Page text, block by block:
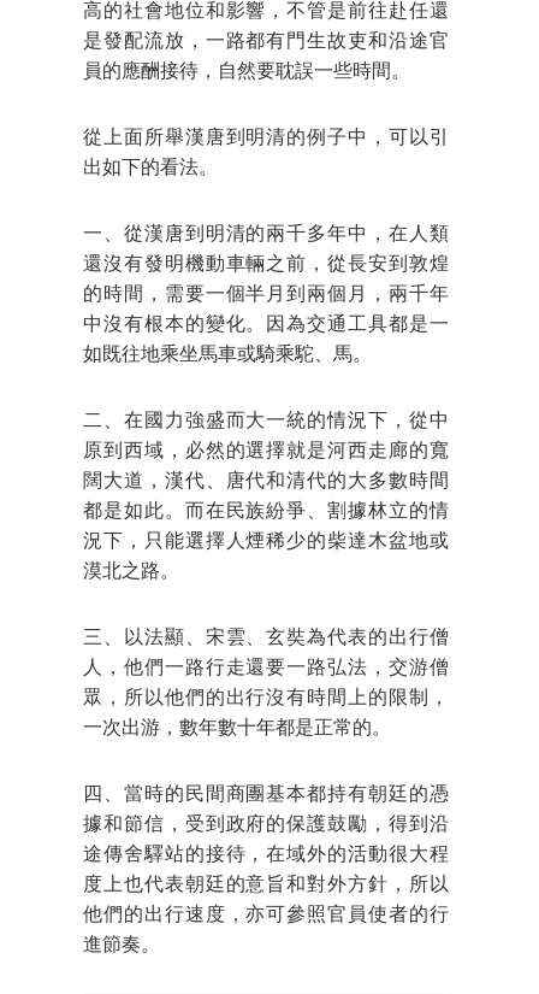
高的社會地位和影響，不管是前往赴任還
是發配流放，一路都有門生故吏和沿途官
員的應酬接待，自然要耽誤一些時間。
從上面所舉漢唐到明清的例子中，可以引
出如下的看法。
一、從漢唐到明清的兩千多年中，在人類
還沒有發明機動車輛之前，從長安到敦煌
的時間，需要一個半月到兩個月，兩千年
中沒有根本的變化。因為交通工具都是一
如既往地乘坐馬車或騎乘駝、馬。
二、在國力強盛而大一統的情況下，從中
原到西域，必然的選擇就是河西走廊的寬
闊大道，漢代、唐代和清代的大多數時間
都是如此。而在民族紛爭、割據林立的情
況下，只能選擇人煙稀少的柴達木盆地或
漠北之路。
三、以法顯、宋雲、玄奘為代表的出行僧
人，他們一路行走還要一路弘法，交游僧
眾，所以他們的出行沒有時間上的限制，
一次出游，數年數十年都是正常的。
四、當時的民間商團基本都持有朝廷的憑
據和節信，受到政府的保護鼓勵，得到沿
途傳舍驛站的接待，在域外的活動很大程
度上也代表朝廷的意旨和對外方針，所以
他們的出行速度，亦可參照官員使者的行
進節奏。